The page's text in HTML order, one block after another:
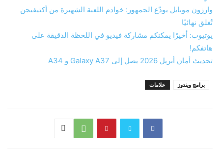
وارزون موبايل يودّع الجمهور: خوادم اللعبة الشهيرة من أكتيفيجن
تُغلق نهائيًا
يوتيوب: أخيرًا يمكنكم مشاركة فيديو في اللحظة الدقيقة على
هاتفكم!
تحديث أمان أبريل 2026 يصل إلى Galaxy A37 و A34
علامات برامج ويندوز